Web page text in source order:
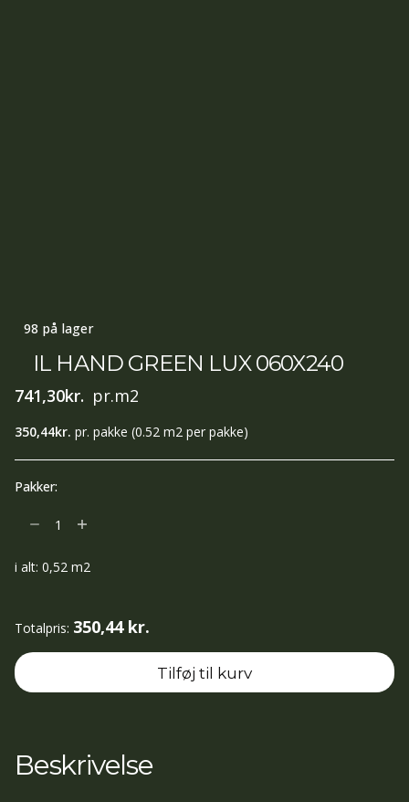
98 på lager
IL HAND GREEN LUX 060X240
741,30kr. pr.m2
350,44kr. pr. pakke (0.52 m2 per pakke)
Pakker:
GREEN
060X240
antal
i alt: 0,52 m2
Totalpris: 350,44 kr.
Tilføj til kurv
Beskrivelse